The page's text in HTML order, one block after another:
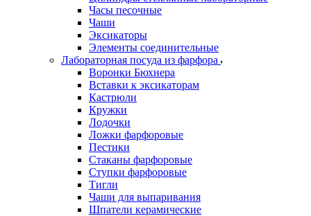
Часы песочные
Чаши
Эксикаторы
Элементы соединительные
Лабораторная посуда из фарфора
Воронки Бюхнера
Вставки к эксикаторам
Кастрюли
Кружки
Лодочки
Ложки фарфоровые
Пестики
Стаканы фарфоровые
Ступки фарфоровые
Тигли
Чаши для выпаривания
Шпатели керамические